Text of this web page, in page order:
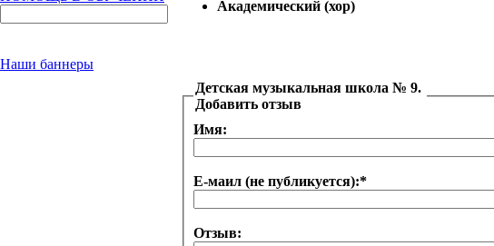
Наши баннеры
Академический (хор)
Детская музыкальная школа № 9.
Добавить отзыв
Имя:
Е-маил (не публикуется):*
Отзыв: